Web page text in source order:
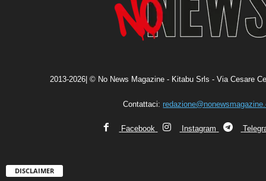
2013-2026| © No News Magazine - Kitabu Srls - Via Cesare
Contattaci:
Facebook Instagram
DISCLAIMER